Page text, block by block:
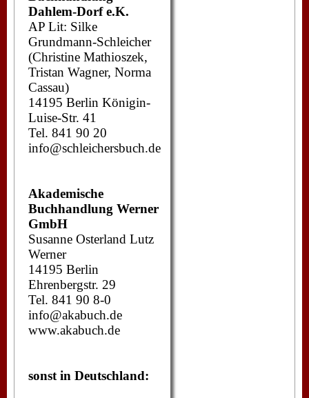
Dahlem-Dorf e.K.
AP Lit: Silke
Grundmann-Schleicher
(Christine Mathioszek,
Tristan Wagner, Norma
Cassau)
14195 Berlin Königin-
Luise-Str. 41
Tel. 841 90 20
info@schleichersbuch.de
Akademische
Buchhandlung Werner
GmbH
Susanne Osterland Lutz
Werner
14195 Berlin
Ehrenbergstr. 29
Tel. 841 90 8-0
info@akabuch.de
www.akabuch.de
sonst in Deutschland: